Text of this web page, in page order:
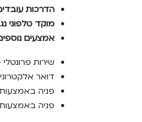
הדרכות
מוקד טלפוני
אמצעים
שירות פרונטלי -
דואר
פניה
פניה באמצעות